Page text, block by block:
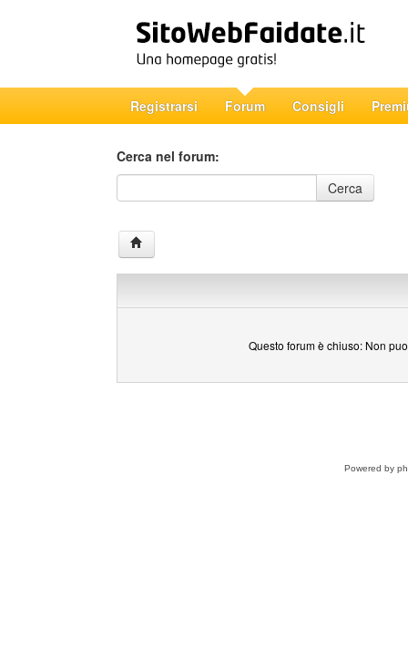
Registrarsi Forum Consigli
Cerca nel forum:
Cerca nel forum
Cerca
Questo forum è chiuso: Non
Powered by